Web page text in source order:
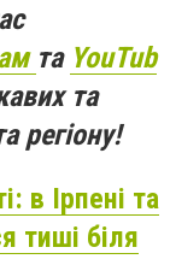
та YouTub
та
регіону!
в Ірпені та
тиші біля